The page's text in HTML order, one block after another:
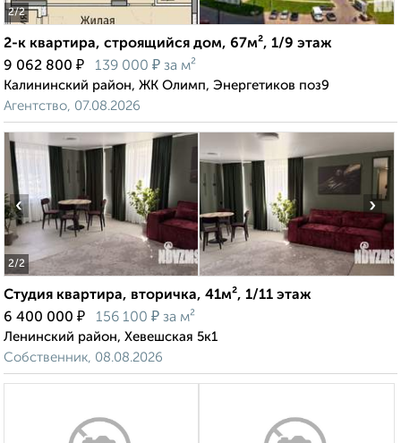
2/2
2-к квартира, строящийся дом, 67м², 1/9 этаж
9 062 800 ₽ 139 000 ₽ за м²
Калининский район, ЖК Олимп, Энергетиков поз9
Агентство, 07.08.2026
2/2
‹ ›
Студия квартира, вторичка, 41м², 1/11 этаж
6 400 000 ₽ 156 100 ₽ за м²
Ленинский район, Хевешская 5к1
Собственник, 08.08.2026